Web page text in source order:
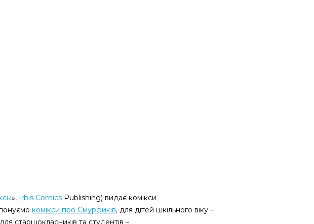
», Irbis Comics Publishing) видає комікси -
комікси про Смурфиків, для дітей шкільного віку –
старшокласників та студентів –